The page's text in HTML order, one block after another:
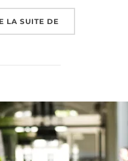
LA SUITE DE« L’EVASION :